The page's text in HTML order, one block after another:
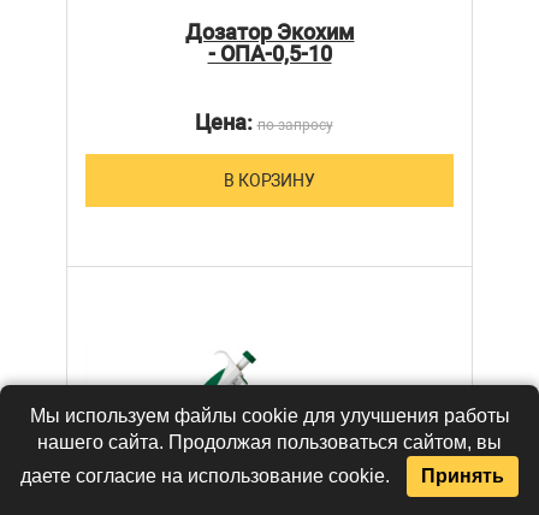
Дозатор Экохим
- ОПА-0,5-10
Цена:по запросу
В КОРЗИНУ
Мы используем файлы cookie для улучшения работы
нашего сайта. Продолжая пользоваться сайтом, вы
даете согласие на использование cookie.
Принять